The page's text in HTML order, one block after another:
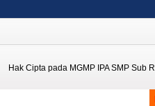
Hak Cipta pada MGMP IPA SMP Sub